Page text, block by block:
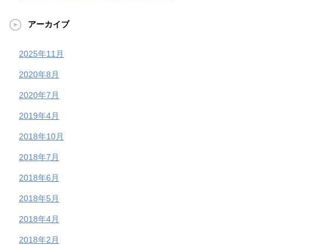
アーカイブ
2025年11月
2020年8月
2020年7月
2019年4月
2018年10月
2018年7月
2018年6月
2018年5月
2018年4月
2018年2月